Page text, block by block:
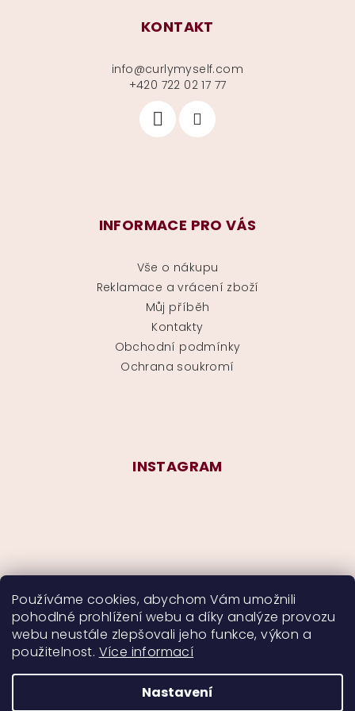
Používáme cookies, abychom Vám umožnili
pohodlné prohlížení webu a díky analýze provozu
webu neustále zlepšovali jeho funkce, výkon a
použitelnost. Více informací
Nastavení
KONTAKT
info@curlymyself.com
+420 722 02 17 77
INFORMACE PRO VÁS
Vše o nákupu
Reklamace a vrácení zboží
Můj příběh
Kontakty
Obchodní podmínky
Ochrana soukromí
INSTAGRAM
Sledovat na Instagramu